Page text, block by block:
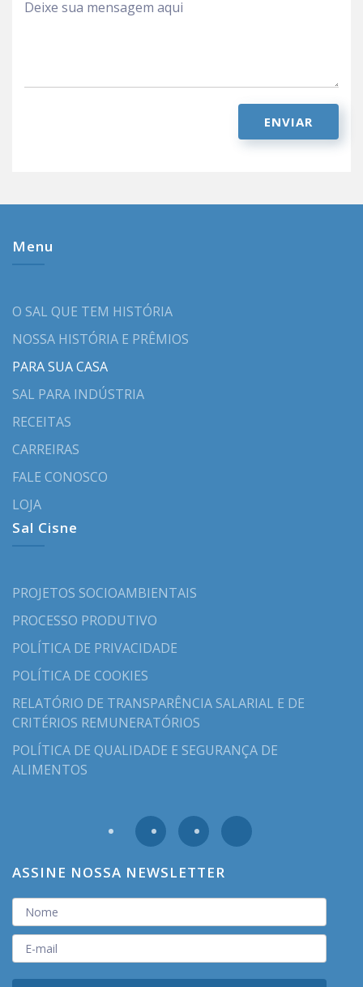
ENVIAR
Menu
O SAL QUE TEM HISTÓRIA
NOSSA HISTÓRIA E PRÊMIOS
PARA SUA CASA
SAL PARA INDÚSTRIA
RECEITAS
CARREIRAS
FALE CONOSCO
LOJA
Sal Cisne
PROJETOS SOCIOAMBIENTAIS
PROCESSO PRODUTIVO
POLÍTICA DE PRIVACIDADE
POLÍTICA DE COOKIES
RELATÓRIO DE TRANSPARÊNCIA SALARIAL E DE
CRITÉRIOS REMUNERATÓRIOS
POLÍTICA DE QUALIDADE E SEGURANÇA DE
ALIMENTOS
ASSINE NOSSA NEWSLETTER